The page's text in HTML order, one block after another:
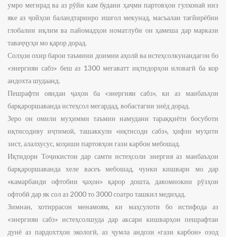
умро мегирад ва аз рӯйи кам будани ҳаҷми партовҳои гулхонаӣ низ
яке аз ҷойҳои баландтаринро ишғол мекунад, масъалаи тағйирёбии
глобалии иқлим ва пайомадҳои номатлуби он ҳамеша дар маркази
таваҷҷуҳи мо қарор дорад.
Солҳои охир барои таъмини доимии аҳолӣ ва истеҳсолкунандагон бо
«энергияи сабз» беш аз 1300 мегаватт иқтидорҳои иловагӣ ба кор
андохта шудаанд.
Пешрафти ояндаи ҷаҳон ба «энергияи сабз», ки аз манбаъҳои
барқароршаванда истеҳсол мегардад, вобастагии зиёд дорад.
Зеро он омили муҳимми таъмин намудани тараққиёти босуботи
иқтисодиву иҷтимоӣ, ташаккули «иқтисоди сабз», ҳифзи муҳити
зист, алалхусус, коҳиши партовҳои гази карбон мебошад.
Иқтидори Тоҷикистон дар самти истеҳсоли энергия аз манбаъҳои
барқароршаванда хеле васеъ мебошад, чунки кишвари мо дар
«камарбанди офтобии ҷаҳон» қарор дошта, давомнокии рӯзҳои
офтобӣ дар як сол аз 2000 то 3000 соатро ташкил медиҳад.
Зимнан, хотиррасон менамоям, ки маҳсулоти бо истифода аз
«энергияи сабз» истеҳсолшуда дар аксари кишварҳои пешрафтаи
дунё аз пардохтҳои экологӣ, аз ҷумла андози «гази карбон» озод